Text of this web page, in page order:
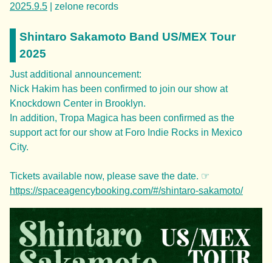
2025.9.5 | zelone records
Shintaro Sakamoto Band US/MEX Tour
2025
Just additional announcement:
Nick Hakim has been confirmed to join our show at
Knockdown Center in Brooklyn.
In addition, Tropa Magica has been confirmed as the
support act for our show at Foro Indie Rocks in Mexico
City.
Tickets available now, please save the date. ☞
https://spaceagencybooking.com/#/shintaro-sakamoto/